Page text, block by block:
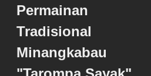
Permainan
Tradisional
Minangkabau